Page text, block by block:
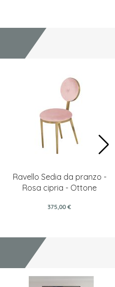
Ravello Sedia da pranzo -
Rosa cipria - Ottone
375,00 €